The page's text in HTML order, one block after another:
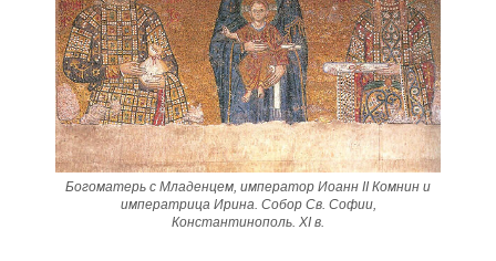
Богоматерь с Младенцем, император Иоанн II Комнин и
императрица Ирина. Собор Св. Софии,
Константинополь. XI в.